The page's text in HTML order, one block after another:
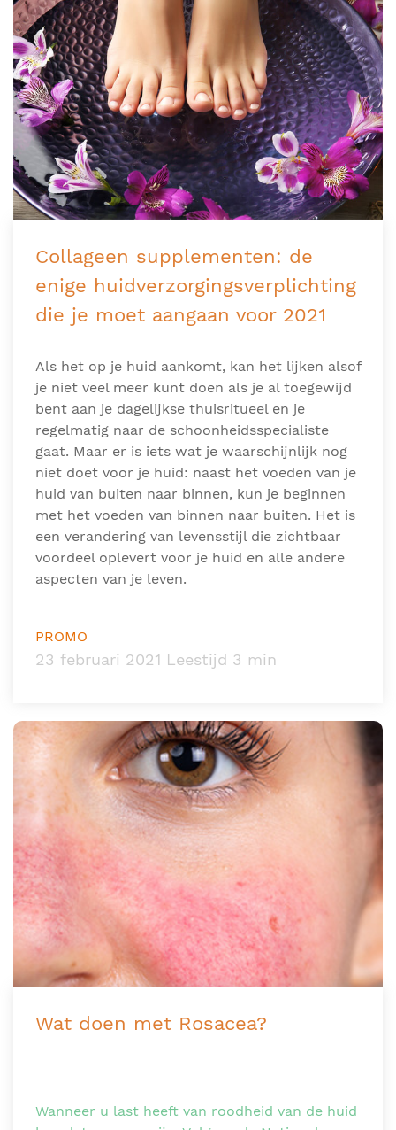
Collageen supplementen: de
enige huidverzorgingsverplichting
die je moet aangaan voor 2021
Als het op je huid aankomt, kan het lijken alsof
je niet veel meer kunt doen als je al toegewijd
bent aan je dagelijkse thuisritueel en je
regelmatig naar de schoonheidsspecialiste
gaat. Maar er is iets wat je waarschijnlijk nog
niet doet voor je huid: naast het voeden van je
huid van buiten naar binnen, kun je beginnen
met het voeden van binnen naar buiten. Het is
een verandering van levensstijl die zichtbaar
voordeel oplevert voor je huid en alle andere
aspecten van je leven.
PROMO
23 februari 2021 Leestijd 3 min
Wat doen met Rosacea?
Wanneer u last heeft van roodheid van de huid